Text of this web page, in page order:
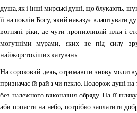
душа,як і інші мирські душі,що блукають,
її на поклін Богу, який наказує влаштувати
вогняні ріки,де чути пронизливий плач і
могутніми
мурами, яких не під силу
найжорстокіших катувань.
На сороковий день, отримавши знову
призначає їй рай а чи пекло. Подорож душі на
без належного виконання обряду.На її шляху
аби попасти на небо, потрібно заплатити